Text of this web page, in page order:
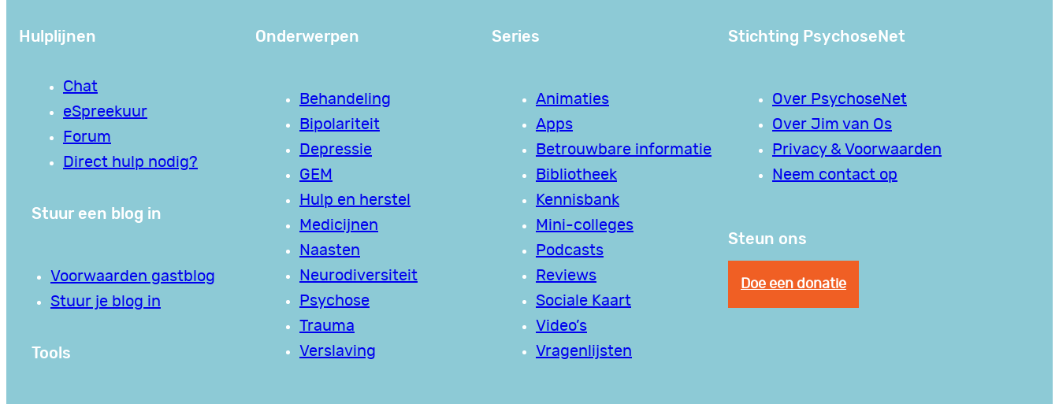
Hulplijnen
Chat
eSpreekuur
Forum
Direct hulp nodig?
Stuur een blog in
Voorwaarden gastblog
Stuur je blog in
Tools
Onderwerpen
Behandeling
Bipolariteit
Depressie
GEM
Hulp en herstel
Medicijnen
Naasten
Neurodiversiteit
Psychose
Trauma
Verslaving
Series
Animaties
Apps
Betrouwbare informatie
Bibliotheek
Kennisbank
Mini-colleges
Podcasts
Reviews
Sociale Kaart
Video’s
Vragenlijsten
Stichting PsychoseNet
Over PsychoseNet
Over Jim van Os
Privacy & Voorwaarden
Neem contact op
Steun ons
Doe een donatie